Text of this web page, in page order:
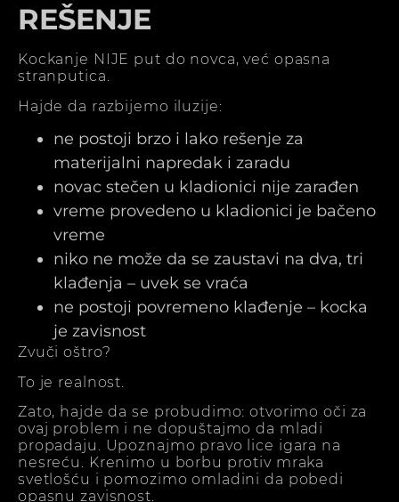
REŠENJE
Kockanje NIJE put do novca, već opasna
stranputica.
Hajde da razbijemo iluzije:
ne postoji brzo i lako rešenje za
materijalni napredak i zaradu
novac stečen u kladionici nije zarađen
vreme provedeno u kladionici je bačeno
vreme
niko ne može da se zaustavi na dva, tri
klađenja – uvek se vraća
ne postoji povremeno klađenje – kocka
je zavisnost
Zvuči oštro?
To je realnost.
Zato, hajde da se probudimo: otvorimo oči za
ovaj problem i ne dopuštajmo da mladi
propadaju. Upoznajmo pravo lice igara na
nesreću. Krenimo u borbu protiv mraka
svetlošću i pomozimo omladini da pobedi
opasnu zavisnost.